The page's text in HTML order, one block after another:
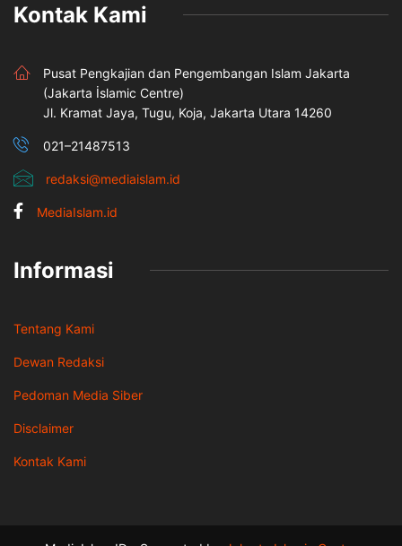
Kontak Kami
Pusat Pengkajian dan Pengembangan Islam Jakarta
(Jakarta İslamic Centre)
Jl. Kramat Jaya, Tugu, Koja, Jakarta Utara 14260
021–21487513
redaksi@mediaislam.id
MediaIslam.id
Informasi
Tentang Kami
Dewan Redaksi
Pedoman Media Siber
Disclaimer
Kontak Kami